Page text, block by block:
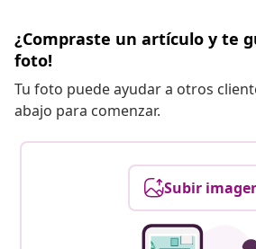
¿Compraste un artículo y te
foto!
Tu foto puede ayudar a otros
abajo para comenzar.
Subir